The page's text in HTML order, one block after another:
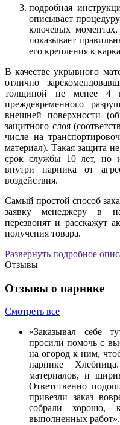
подробная
описывает
ключевых
показывает
его крепления к
В качестве укрывного
отлично
толщиной не менее 4
преждевременного
внешней поверхности
защитного слоя
числе на
материал). Такая защита
срок службы 10 лет, но
внутри парника от
воздействия.
Самый простой способ
заявку менеджеру в
перезвонят и расскажут
получения товара.
Развернуть подробное
Отзывы
Отзывы о парнике
Смотреть все
«Заказывал себе
просили помочь с
на огород к ним,
парнике
материалов, и
Ответственно
привезли заказ
собрали хорошо,
выполненных работ».